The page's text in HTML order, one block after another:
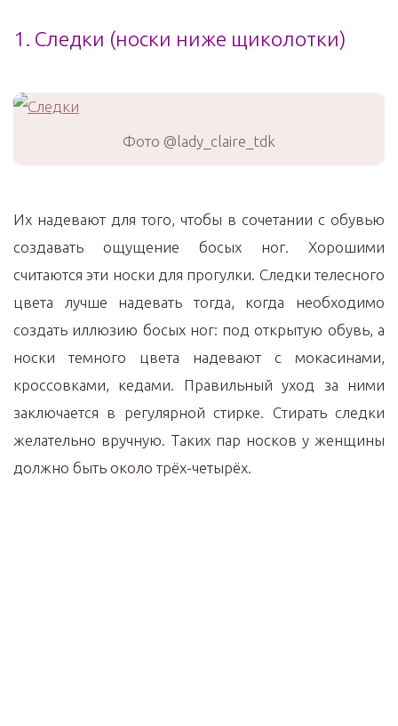
1. Следки (носки ниже щиколотки)
Фото @lady_claire_tdk
Их надевают для того, чтобы в сочетании с обувью
создавать ощущение босых ног. Хорошими
считаются эти носки для прогулки. Следки телесного
цвета лучше надевать тогда, когда необходимо
создать иллюзию босых ног: под открытую обувь, а
носки темного цвета надевают с мокасинами,
кроссовками, кедами. Правильный уход за ними
заключается в регулярной стирке. Стирать следки
желательно вручную. Таких пар носков у женщины
должно быть около трёх-четырёх.